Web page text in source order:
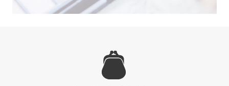
CLARINS
CLARINS HUILE LOTUS 30ML